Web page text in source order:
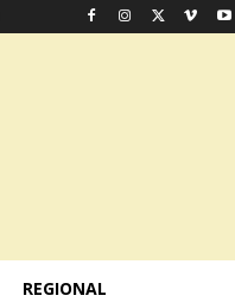
REGIONAL